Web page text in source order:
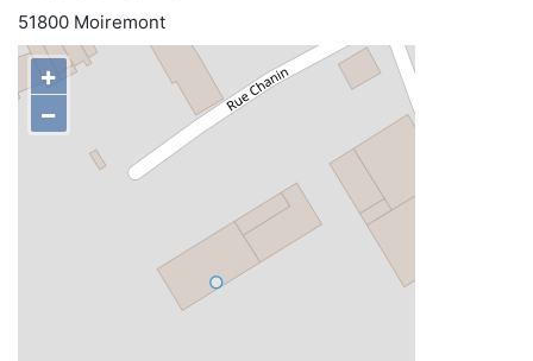
51800 Moiremont
+
−